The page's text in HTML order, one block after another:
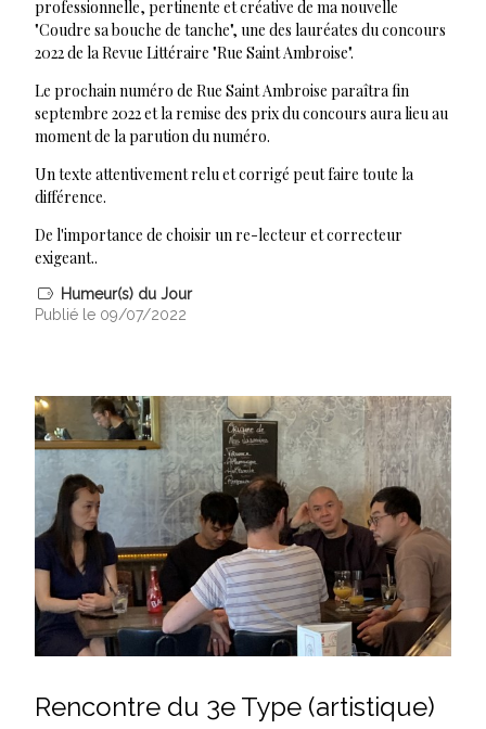
professionnelle, pertinente et créative de ma nouvelle
"Coudre sa bouche de tanche", une des lauréates du concours
2022 de la Revue Littéraire "Rue Saint Ambroise".
Le prochain numéro de Rue Saint Ambroise paraîtra fin
septembre 2022 et la remise des prix du concours aura lieu au
moment de la parution du numéro.
Un texte attentivement relu et corrigé peut faire toute la
différence.
De l'importance de choisir un re-lecteur et correcteur
exigeant..
Humeur(s) du Jour
Publié le 09/07/2022
Rencontre du 3e Type (artistique)